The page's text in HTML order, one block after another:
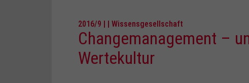
2016/9 | | Wissensgesellschaft
Changemanagement –
Wertekultur